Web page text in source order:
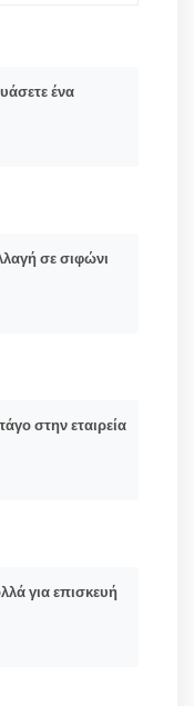
ένα
σε σιφώνι
στην εταιρεία
για επισκευή